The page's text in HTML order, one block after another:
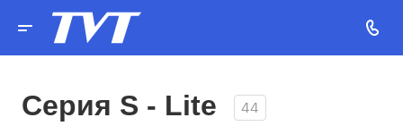
Серия S - Lite 44